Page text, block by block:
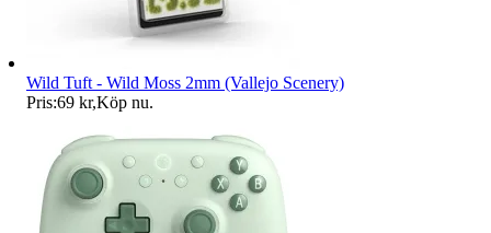
Wild Tuft - Wild Moss 2mm (Vallejo Scenery)
Pris:69 kr,Köp nu.